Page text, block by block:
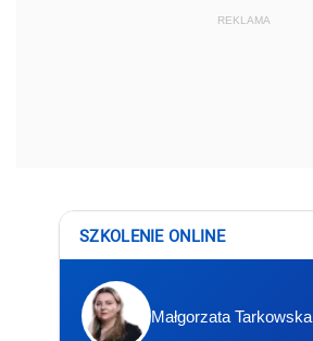
REKLAMA
SZKOLENIE ONLINE
Małgorzata Tarkowska